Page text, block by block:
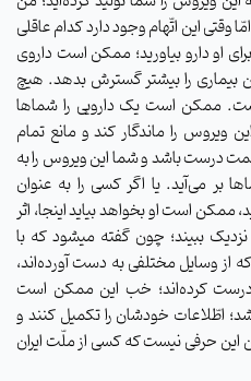
وقتی این اتّهام وجود دارد کدام عاقلی
او دارو بیاورید؛ ممکن است داروی
بیماری را بیشتر گسترش بدهد. هیچ
ممکن است یک دارویی را شماها
ویروس را ماندگار کند و مانع تمام
درست باشد و شما این ویروس را به
بر می‌آید. یا اگر کسی را به عنوان
است او بخواهد بیاید اینجا، اثر
نزدیک ببیند؛ چون گفته میشود که با
از وسایل مختلفی به دست آورده‌اند،
کرده‌اند؛ خب این ممکن است
اطّلاعات خودشان را تکمیل کنند و
این حرفی نیست که کسی از ملّت ایران